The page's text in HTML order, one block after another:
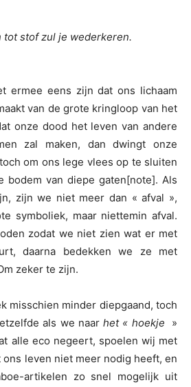
tot stof zul je wederkeren.
ermee eens zijn dat ons lichaam
van de grote kringloop van het
onze dood het leven van andere
zal maken, dan dwingt onze
om ons lege vlees op te sluiten
bodem van diepe gaten[note]. Als
zijn we niet meer dan « afval »,
symboliek, maar niettemin afval.
zodat we niet zien wat er met
daarna bedekken we ze met
zeker te zijn.
misschien minder diepgaand, toch
als we naar het « hoekje
»
alle eco negeert, spoelen wij met
leven niet meer nodig heeft, en
artikelen zo snel mogelijk uit